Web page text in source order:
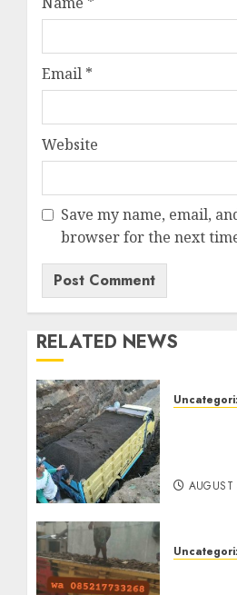
Email *
Website
Save my name, email,
browser for the next
RELATED NEWS